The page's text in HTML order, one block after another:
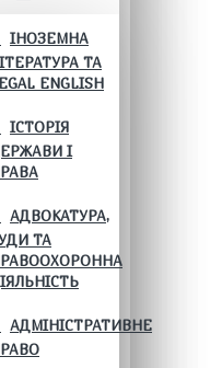
ІНОЗЕМНА
ТА
ENGLISH
ІСТОРІЯ
І
АДВОКАТУРА,
ТА
АДМІНІСТРАТИВНЕ